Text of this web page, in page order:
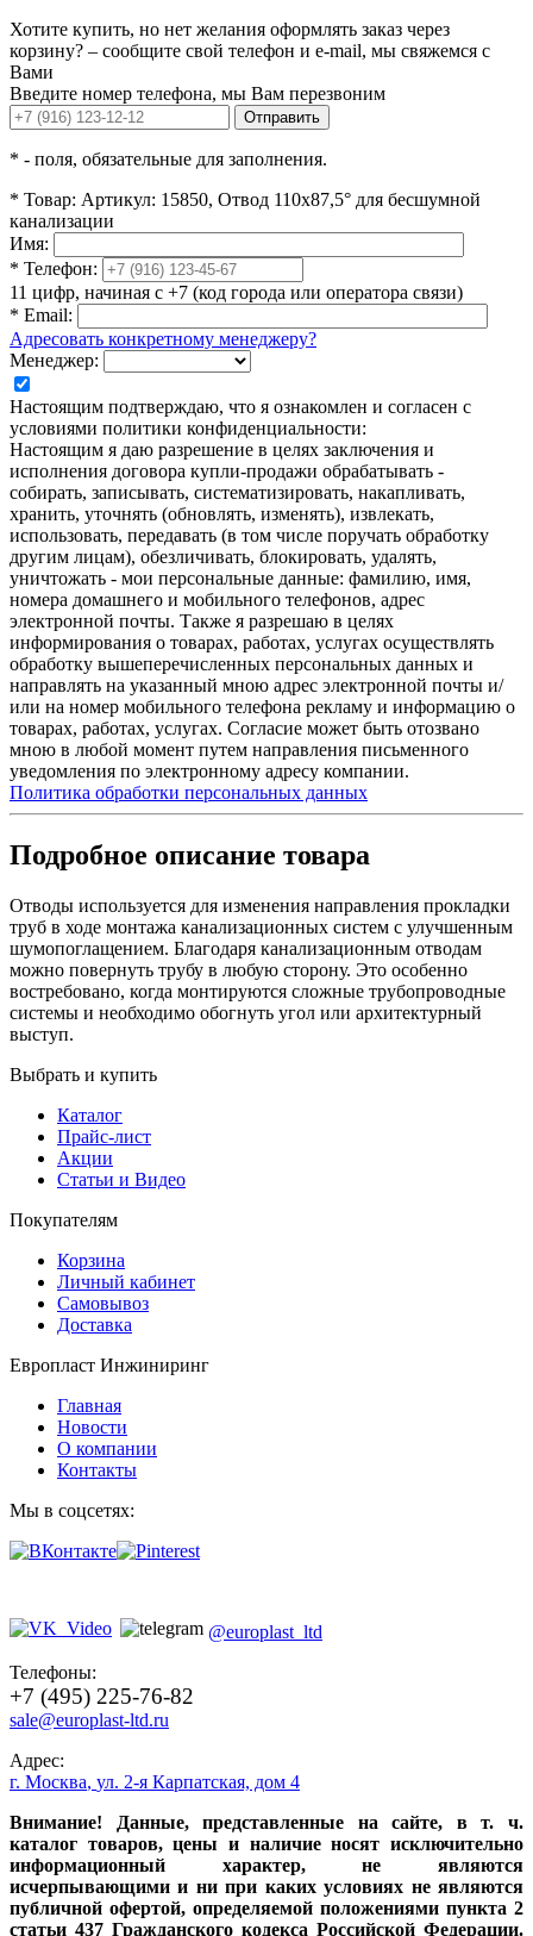
Хотите купить, но нет желания оформлять заказ через
корзину? – сообщите свой телефон и e-mail, мы свяжемся с
Вами
Введите номер телефона, мы Вам перезвоним
Отправить
* - поля, обязательные для заполнения.
* Товар: Артикул: 15850, Отвод 110x87,5° для бесшумной
канализации
Имя:
* Телефон:
11 цифр, начиная с +7 (код города или оператора связи)
* Email:
Адресовать конкретному менеджеру?
Менеджер:
Настоящим подтверждаю, что я ознакомлен и согласен с
условиями политики конфиденциальности:
Настоящим я даю разрешение в целях заключения и
исполнения договора купли-продажи обрабатывать -
собирать, записывать, систематизировать, накапливать,
хранить, уточнять (обновлять, изменять), извлекать,
использовать, передавать (в том числе поручать обработку
другим лицам), обезличивать, блокировать, удалять,
уничтожать - мои персональные данные: фамилию, имя,
номера домашнего и мобильного телефонов, адрес
электронной почты. Также я разрешаю в целях
информирования о товарах, работах, услугах осуществлять
обработку вышеперечисленных персональных данных и
направлять на указанный мною адрес электронной почты и/
или на номер мобильного телефона рекламу и информацию о
товарах, работах, услугах. Согласие может быть отозвано
мною в любой момент путем направления письменного
уведомления по электронному адресу компании.
Политика обработки персональных данных
Подробное описание товара
Отводы используется для изменения направления прокладки
труб в ходе монтажа канализационных систем с улучшенным
шумопоглащением. Благодаря канализационным отводам
можно повернуть трубу в любую сторону. Это особенно
востребовано, когда монтируются сложные трубопроводные
системы и необходимо обогнуть угол или архитектурный
выступ.
Выбрать и купить
Каталог
Прайс-лист
Акции
Статьи и Видео
Покупателям
Корзина
Личный кабинет
Самовывоз
Доставка
Европласт Инжиниринг
Главная
Новости
О компании
Контакты
Мы в соцсетях:
@europlast_ltd
Телефоны:
+7 (495) 225-76-82
sale@europlast-ltd.ru
Адрес:
г. Москва, ул. 2-я Карпатская, дом 4
Внимание! Данные, представленные на сайте, в т. ч.
каталог товаров, цены и наличие носят исключительно
информационный характер, не являются
исчерпывающими и ни при каких условиях не являются
публичной офертой, определяемой положениями пункта 2
статьи 437 Гражданского кодекса Российской Федерации.